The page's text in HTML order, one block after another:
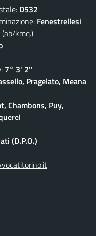
D532
Fenestrellesi
(ab/kmq.)
7° 3' 2''
Pragelato, Meana
Chambons, Puy,
(D.P.O.)